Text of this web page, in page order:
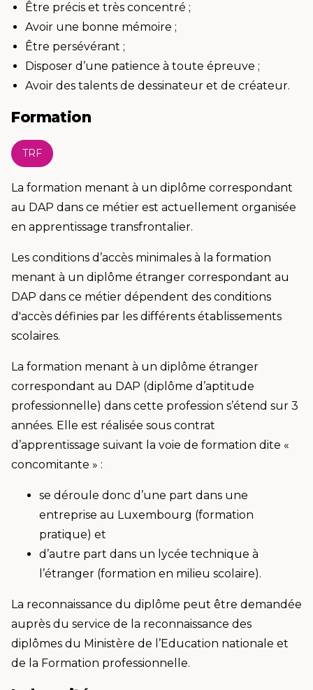
Être précis et très concentré ;
Avoir une bonne mémoire ;
Être persévérant ;
Disposer d’une patience à toute épreuve ;
Avoir des talents de dessinateur et de créateur.
Formation
TRF
La formation menant à un diplôme correspondant
au DAP dans ce métier est actuellement organisée
en apprentissage transfrontalier.
Les conditions d’accès minimales à la formation
menant à un diplôme étranger correspondant au
DAP dans ce métier dépendent des conditions
d'accès définies par les différents établissements
scolaires.
La formation menant à un diplôme étranger
correspondant au DAP (diplôme d’aptitude
professionnelle) dans cette profession s’étend sur 3
années. Elle est réalisée sous contrat
d’apprentissage suivant la voie de formation dite «
concomitante » :
se déroule donc d’une part dans une
entreprise au Luxembourg (formation
pratique) et
d’autre part dans un lycée technique à
l’étranger (formation en milieu scolaire).
La reconnaissance du diplôme peut être demandée
auprès du service de la reconnaissance des
diplômes du Ministère de l’Education nationale et
de la Formation professionnelle.